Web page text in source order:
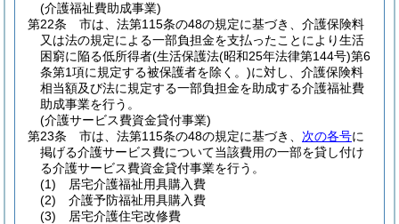
(介護福祉費助成事業)
第22条
市は、法第115条の48の規定に基づき、介護保険料
又は法の規定による一部負担金を支払ったことにより生活
困窮に陥る低所得者(生活保護法(昭和25年法律第144号)第6
条第1項に規定する被保護者を除く。)に対し、介護保険料
相当額及び法に規定する一部負担金を助成する介護福祉費
助成事業を行う。
(介護サービス費資金貸付事業)
第23条
市は、法第115条の48の規定に基づき、 次の各号に
掲げる介護サービス費について当該費用の一部を貸し付け
る介護サービス費資金貸付事業を行う。
(1)
居宅介護福祉用具購入費
(2)
介護予防福祉用具購入費
(3)
居宅介護住宅改修費